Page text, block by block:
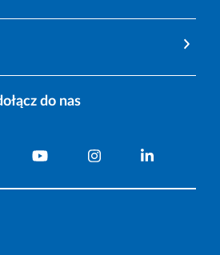
do nas